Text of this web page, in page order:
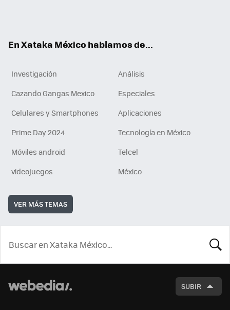
En Xataka México hablamos de...
Investigación
Análisis
Cazando Gangas Mexico
Especiales
Celulares y Smartphones
Aplicaciones
Prime Day 2024
Tecnología en México
Móviles android
Telcel
videojuegos
México
VER MÁS TEMAS
SUBIR